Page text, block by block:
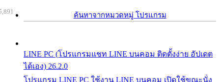
ค้นหาจากหมวดหมู่ โปรแกรม
LINE PC (โปรแกรมแชท LINE บนคอม ติดตั้งง่าย อัปเดต
ได้เอง) 26.2.0
โปรแกรม LINE PC ใช้งาน LINE บนคอม เปิดใช้ขณะนั่ง